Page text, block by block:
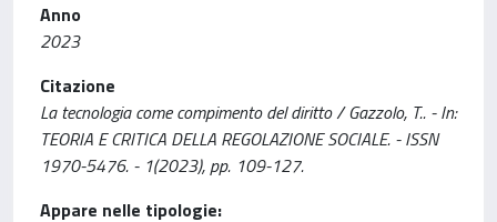
Anno
2023
Citazione
La tecnologia come compimento del diritto / Gazzolo, T.. - In:
TEORIA E CRITICA DELLA REGOLAZIONE SOCIALE. - ISSN
1970-5476. - 1(2023), pp. 109-127.
Appare nelle tipologie: